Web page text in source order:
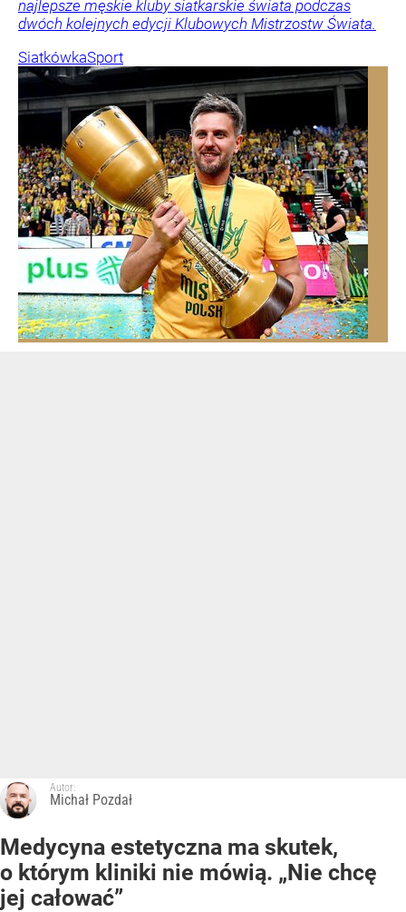
najlepsze męskie kluby siatkarskie świata podczas
dwóch kolejnych edycji Klubowych Mistrzostw Świata.
SiatkówkaSport
Autor:
Michał Pozdał
Medycyna estetyczna ma skutek,
o którym kliniki nie mówią. „Nie chcę
jej całować”